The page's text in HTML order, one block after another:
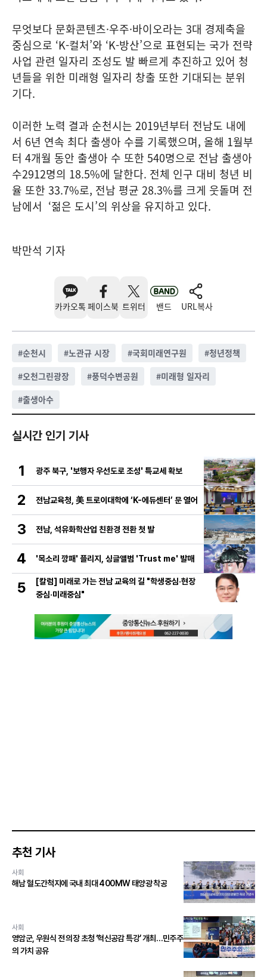
무엇보다 문화콘텐츠·우주·바이오라는 3대 경제축을
중심으로 ‘K-컬처’와 ‘K-방산’으로 표현되는 국가 전략
사업 관련 일자리 조성도 발 빠르게 추진하고 있어 청
년들을 위한 미래형 일자리 창출 또한 기대되는 분위
기다.
이러한 노력 결과 순천시는 2019년부터 전남도 내에
서 6년 연속 최다 출생아 수를 기록했으며, 올해 1월부
터 4개월 동안 출생아 수 또한 540명으로 전남 출생아
수2912명의 18.5%에 달한다. 전체 인구 대비 청년 비
율 또한 33.7%로, 전남 평균 28.3%를 크게 웃돌며 전
남에서 ‘젊은 도시’의 위상을 유지하고 있다.
박만석 기자
카카오톡 페이스북 트위터 밴드 URL복사
#순천시 #노관규 시장 #국회미래연구원 #청년정책
#오천그린광장 #풍덕수변공원 #미래형 일자리
#출생아수
실시간 인기 기사
1 광주 북구, '보행자 우선도로 조성' 특교세 확보
2 전남교육청, 美 트로이대학에 ‘K-에듀센터’ 문 열어
3 전남, 석유화학산업 친환경 전환 첫 발
4 '목소리 깡패' 플리지, 싱글앨범 'Trust me' 발매
5
[칼럼] 미래로 가는 전남 교육의 길 "학생중심·현장
중심·미래중심"
추천 기사
사회
해남 혈도간척지에 국내 최대 400MW 태양광 착공
사회
영암군, 우원식 전 의장 초청 ‘혁신공감 특강’ 개최…민주주
의 가치 공유